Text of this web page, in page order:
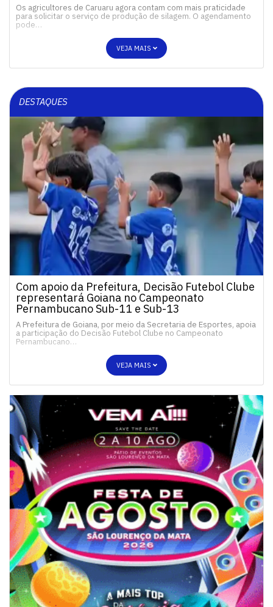
Os agricultores de Caruaru agora contam com mais praticidade
para solicitar o serviço de produção de silagem. O agendamento
pode…
VEJA MAIS
DESTAQUES
Com apoio da Prefeitura, Decisão Futebol Clube
representará Goiana no Campeonato
Pernambucano Sub-11 e Sub-13
A Prefeitura de Goiana, por meio da Secretaria de Esportes, apoia
a participação do Decisão Futebol Clube no Campeonato
Pernambucano…
VEJA MAIS